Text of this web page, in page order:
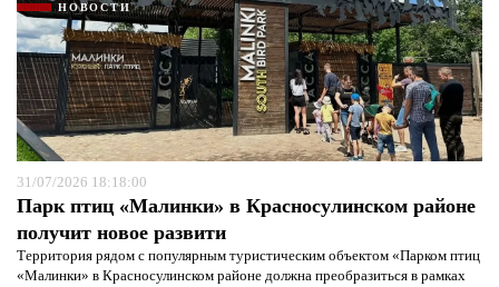
НОВОСТИ
31/07/2026 18:18:00
Парк птиц «Малинки» в Красносулинском районе
получит новое развити
Территория рядом с популярным туристическим объектом «Парком птиц
«Малинки» в Красносулинском районе должна преобразиться в рамках